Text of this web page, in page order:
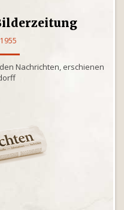
Nachrichten, erschienen